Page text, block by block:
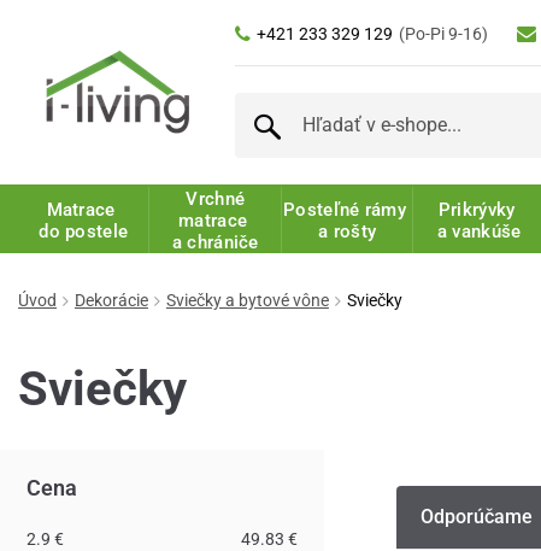
+421 233 329 129 (Po-Pi 9-16)
Matrace
do postele
Vrchné
matrace
a chrániče
Posteľné rámy
a rošty
Prikrývky
a vankúše
Úvod Dekorácie Sviečky a bytové vône Sviečky
Sviečky
Cena
2.9 € 49.83 €
Odporúčame